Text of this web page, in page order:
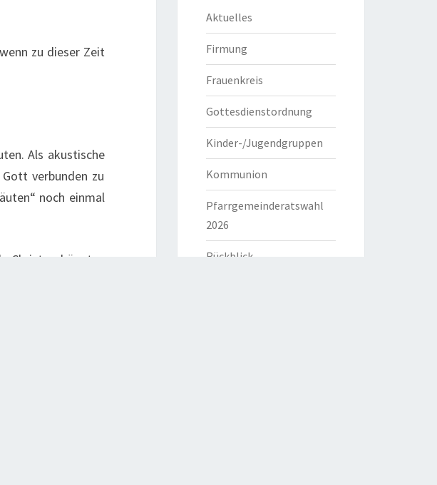
zu dieser Zeit
Als akustische
verbunden zu
noch einmal
Christen könnten
Aktuelles
Firmung
Frauenkreis
Gottesdienstordnung
Kinder-/Jugendgruppen
Kommunion
Pfarrgemeinderatswahl
2026
Rückblick